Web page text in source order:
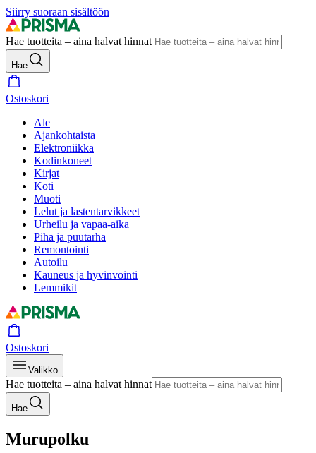
Siirry suoraan sisältöön
Hae tuotteita – aina halvat hinnat
Hae
Ostoskori
Ale
Ajankohtaista
Elektroniikka
Kodinkoneet
Kirjat
Koti
Muoti
Lelut ja lastentarvikkeet
Urheilu ja vapaa-aika
Piha ja puutarha
Remontointi
Autoilu
Kauneus ja hyvinvointi
Lemmikit
Ostoskori
Valikko
Hae tuotteita – aina halvat hinnat
Hae
Murupolku